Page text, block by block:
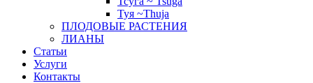
Туя ~Thuja
ПЛОДОВЫЕ РАСТЕНИЯ
ЛИАНЫ
Статьи
Услуги
Контакты